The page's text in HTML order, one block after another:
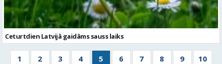
Ceturtdien Latvijā gaidāms sauss laiks
1 2 3 4 5 6 7 8 9 10